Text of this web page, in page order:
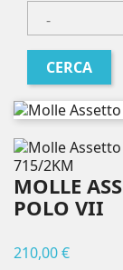
715/2KM
MOLLE
POLO VII
210,00 €